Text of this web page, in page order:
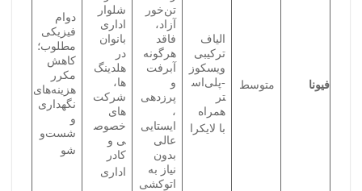
فیونا متوسط
الیاف
ترکیبی
ویسکوز
-پلی‌اس
تر
همراه
با لایکرا
تن‌خور
آزاد،
فاقد
هرگونه
آبرفت
و
پرزدهی
،
ایستایی
عالی
بدون
نیاز به
اتوکشی
شلوار
اداری
بانوان
در
هلدینگ‌
ها،
شرکت‌
های
خصوص
ی و
کادر
اداری
دوام
فیزیکی
مطلوب؛
کاهش
مکرر
هزینه‌های
نگهداری
و
شست‌و
شو